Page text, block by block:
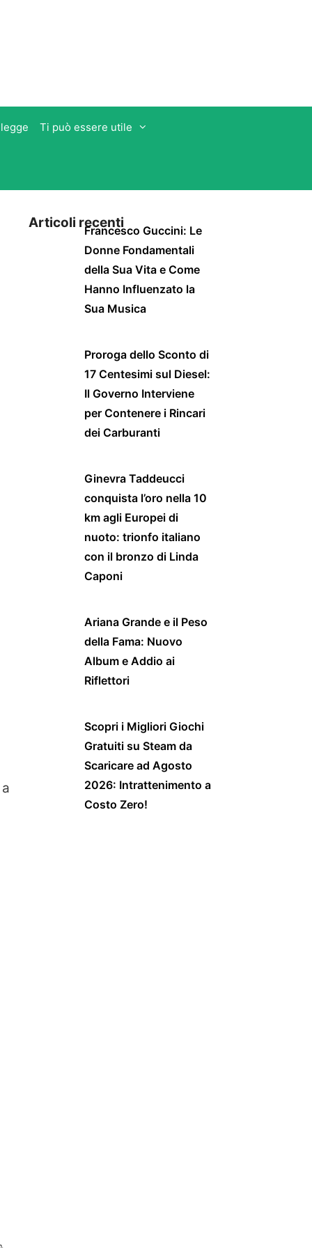
Ti può essere utile
Articoli recentiFrancesco Guccini: Le
Donne Fondamentali
della Sua Vita e Come
Hanno Influenzato la
Sua Musica
Proroga dello Sconto di
17 Centesimi sul Diesel:
Il Governo Interviene
per Contenere i Rincari
dei Carburanti
Ginevra Taddeucci
conquista l’oro nella 10
km agli Europei di
nuoto: trionfo italiano
con il bronzo di Linda
Caponi
Ariana Grande e il Peso
della Fama: Nuovo
Album e Addio ai
Riflettori
Scopri i Migliori Giochi
Gratuiti su Steam da
Scaricare ad Agosto
2026: Intrattenimento a
Costo Zero!